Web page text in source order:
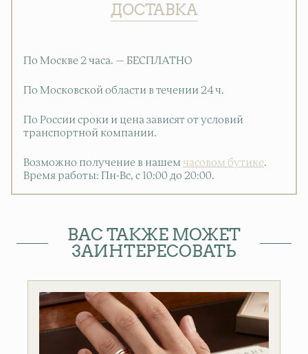
ДОСТАВКА
По Москве 2 часа. — БЕСПЛАТНО
По Московской области в течении 24 ч.
По России сроки и цена зависят от условий
транспортной компании.
Возможно получение в нашем часовом бутике.
Время работы: Пн-Вс, с 10:00 до 20:00.
ВАС ТАКЖЕ МОЖЕТ
ЗАИНТЕРЕСОВАТЬ